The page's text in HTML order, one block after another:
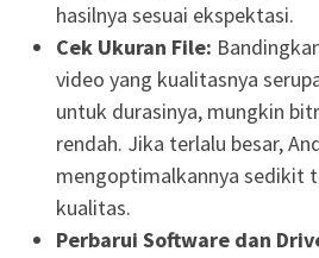
hasilnya sesuai ekspektasi.
Cek Ukuran File:
video yang kualitasnya
untuk durasinya, mungkin
rendah. Jika terlalu besar,
mengoptimalkannya sedikit
kualitas.
Perbarui Software dan